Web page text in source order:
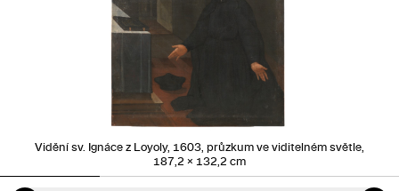
Vidění sv. Ignáce z Loyoly, 1603, průzkum ve viditelném světle,
187,2 × 132,2 cm